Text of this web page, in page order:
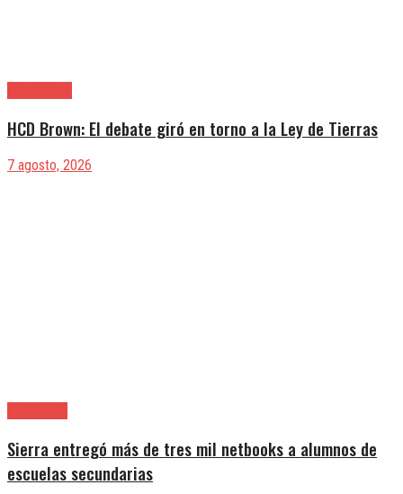
HCD Brown: El debate giró en torno a la Ley de Tierras
7 agosto, 2026
Sierra entregó más de tres mil netbooks a alumnos de
escuelas secundarias